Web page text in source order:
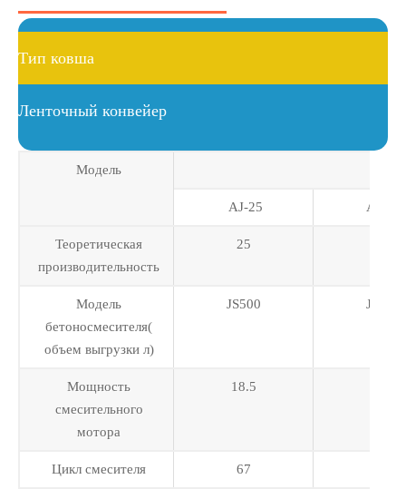
Тип ковша
Ленточный конвейер
Модель
AJ-25 AJ-35
Теоретическая
производительность
25
Модель
бетоносмесителя(
объем выгрузки л)
JS500 JS750
Мощность
смесительного
мотора
18.5
Цикл смесителя 67